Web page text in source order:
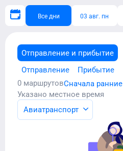
Все дни 03 авг. пн
Отправление и прибытие
Отправление
Прибытие
0 маршрутовСначала ранние
Указано местное время
Авиатранспорт